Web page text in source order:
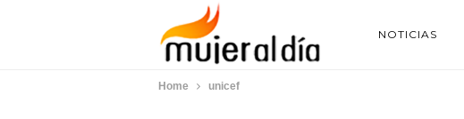
NOTICIAS
Home unicef